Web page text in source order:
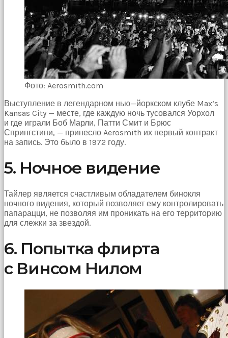
sperm
ihtiyacı
doğan
gebelik
hastanesinin
yolunu
Фото: Aerosmith.com
Выступление в легендарном нью—йоркском клубе Max’s
Kansas City — месте, где каждую ночь тусовался Уорхол
и где играли Боб Марли, Патти Смит и Брюс
Спрингстини, — принесло Aerosmith их первый контракт
на запись. Это было в 1972 году.
5. Ночное видение
Тайлер является счастливым обладателем бинокля
ночного видения, который позволяет ему контролировать
папарацци, не позволяя им проникать на его территорию
для слежки за звездой.
6. Попытка флирта
с Винсом Нилом